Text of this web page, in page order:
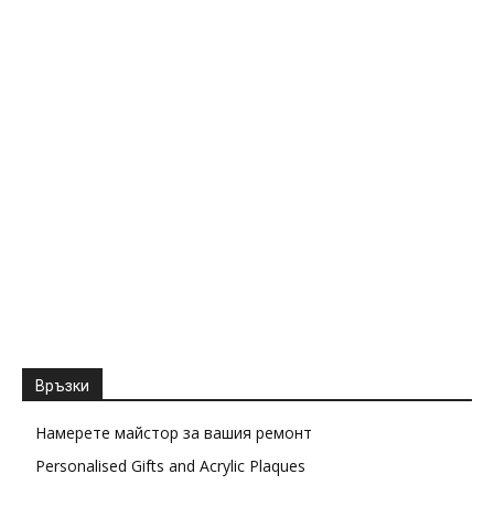
Връзки
Намерете майстор за вашия ремонт
Personalised Gifts and Acrylic Plaques